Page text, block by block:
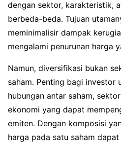
dengan sektor, karakteristik,
berbeda-beda. Tujuan
meminimalisir dampak
mengalami penurunan harga
Namun, diversifikasi bukan
saham. Penting bagi investor
hubungan antar saham,
ekonomi yang dapat
emiten. Dengan komposisi
harga pada satu saham